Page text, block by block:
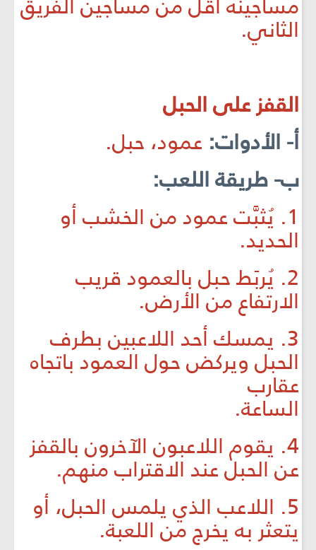
الثاني.
القفز على الحبل
أ- الأدوات: عمود، حبل.
ب- طريقة اللعب:
1. يُثبَّت عمود من الخشب أو
الحديد.
2. يُربَط حبل بالعمود قريب
الارتفاع من الأرض.
3. يمسك أحد اللاعبين بطرف
الحبل ويركض حول العمود باتجاه
عقارب
الساعة.
4. يقوم اللاعبون الآخرون بالقفز
عن الحبل عند الاقتراب منهم.
5. اللاعب الذي يلمس الحبل، أو
يتعثر به يخرج من اللعبة.